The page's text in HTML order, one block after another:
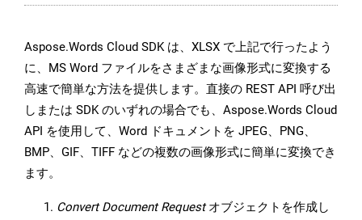
Aspose.Words Cloud SDK は、XLSX で上記で行ったよう
に、MS Word ファイルをさまざまな画像形式に変換する
高速で簡単な方法を提供します。直接の REST API 呼び出
しまたは SDK のいずれの場合でも、Aspose.Words Cloud
API を使用して、Word ドキュメントを JPEG、PNG、
BMP、GIF、TIFF などの複数の画像形式に簡単に変換でき
ます。
Convert Document Requestオブジェクトを作成し